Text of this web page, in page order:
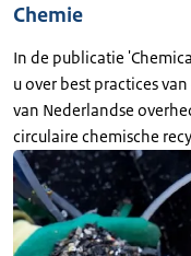
Chemie
In de publicatie
u over best practices
van Nederlandse
circulaire chemische